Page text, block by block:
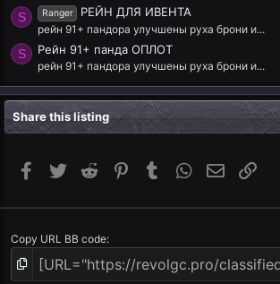
S Ranger РЕЙН ДЛЯ ИВЕНТА
рейн 91+ пандора улучшены руха брони и...
S Рейн 91+ панда ОПЛОТ
рейн 91+ пандора улучшены руха брони и...
Share this listing
Facebook
TwitterReddit PinterestTumblr WhatsApp
Email Link
Copy URL BB code